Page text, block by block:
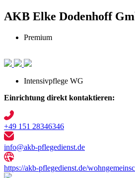
AKB Elke Dodenhoff
Premium
Intensivpflege WG
Einrichtung direkt kontaktieren:
+49 151 28346346
info@akb-pflegedienst.de
https://akb-pflegedienst.de/